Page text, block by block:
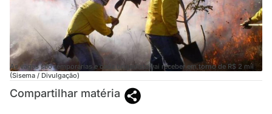
As vagas são temporárias e cada brigadista vai receber em torno de R$ 2 mil
(Sisema / Divulgação)
Compartilhar matéria